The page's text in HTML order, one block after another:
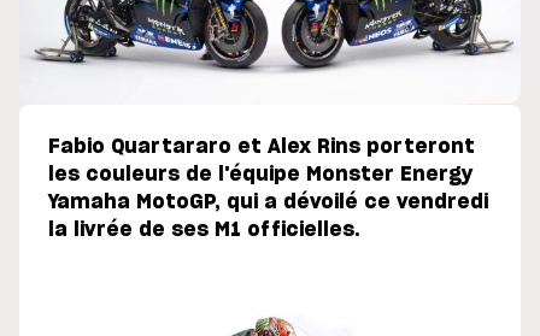
Fabio Quartararo et Alex Rins porteront
les couleurs de l'équipe Monster Energy
Yamaha MotoGP, qui a dévoilé ce vendredi
la livrée de ses M1 officielles.